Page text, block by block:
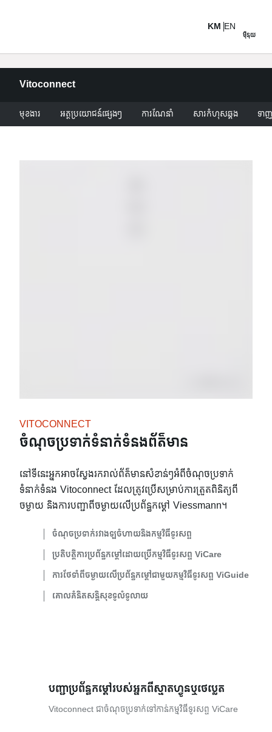
ម៉ឺនុយ
KM EN
Vitoconnect
មុខងារ អត្ថប្រយោជន៍ផ្សេងៗ ការណែនាំ សារកំហុសឆ្គង ទា
VITOCONNECT
ចំណុចប្រទាក់ទំនាក់ទំនងព័ត៌មាន
នៅទីនេះអ្នកអាចស្វែងរករាល់ព័ត៌មានសំខាន់ៗអំពីចំណុចប្រទាក់
ទំនាក់ទំនង Vitoconnect ដែលត្រូវប្រើសម្រាប់ការត្រួតពិនិត្យពី
ចម្ងាយ និងការបញ្ជាពីចម្ងាយលើប្រព័ន្ធកម្តៅ Viessmann។
ចំណុចប្រទាក់រវាងឡចំហាយនិងកម្មវិធីទូរសព្ទ
ប្រតិបត្តិការប្រព័ន្ធកម្តៅដោយប្រើកម្មវិធីទូរសព្ទ ViCare
ការថែទាំពីចម្ងាយលើប្រព័ន្ធកម្តៅជាមួយកម្មវិធីទូរសព្ទ ViGuide
គោលគំនិតសន្តិសុខទូលំទូលាយ
បញ្ជាប្រព័ន្ធកម្តៅរបស់អ្នកពីស្មាតហ្វូនឬថេប្លេត
Vitoconnect ជាចំណុចប្រទាក់ទៅកាន់កម្មវិធីទូរសព្ទ ViCare